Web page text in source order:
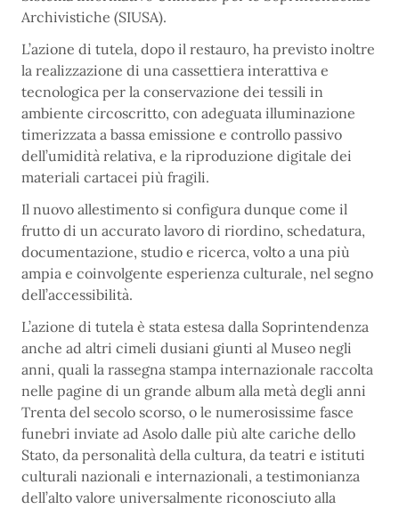
Archivistiche (SIUSA).
L’azione di tutela, dopo il restauro, ha previsto inoltre
la realizzazione di una cassettiera interattiva e
tecnologica per la conservazione dei tessili in
ambiente circoscritto, con adeguata illuminazione
timerizzata a bassa emissione e controllo passivo
dell’umidità relativa, e la riproduzione digitale dei
materiali cartacei più fragili.
Il nuovo allestimento si configura dunque come il
frutto di un accurato lavoro di riordino, schedatura,
documentazione, studio e ricerca, volto a una più
ampia e coinvolgente esperienza culturale, nel segno
dell’accessibilità.
L’azione di tutela è stata estesa dalla Soprintendenza
anche ad altri cimeli dusiani giunti al Museo negli
anni, quali la rassegna stampa internazionale raccolta
nelle pagine di un grande album alla metà degli anni
Trenta del secolo scorso, o le numerosissime fasce
funebri inviate ad Asolo dalle più alte cariche dello
Stato, da personalità della cultura, da teatri e istituti
culturali nazionali e internazionali, a testimonianza
dell’alto valore universalmente riconosciuto alla